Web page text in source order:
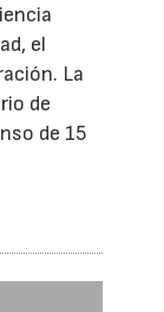
el
La
de
de 15